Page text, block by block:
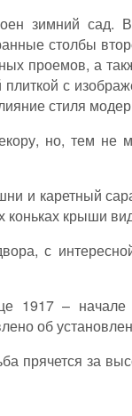
зимний сад.
столбы
проемов, а
с
стиля
но, тем не
и каретный
крыши
с
1917 –
об
прячется за